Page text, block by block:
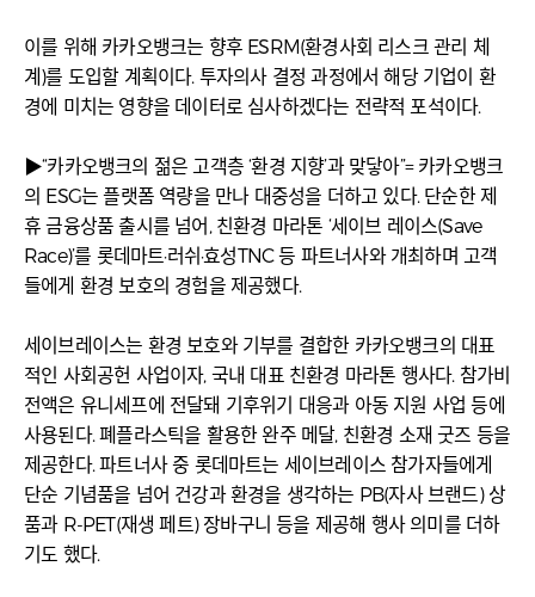
이를 위해 카카오뱅크는 향후 ESRM(환경사회 리스크 관리 체
계)를 도입할 계획이다. 투자의사 결정 과정에서 해당 기업이 환
경에 미치는 영향을 데이터로 심사하겠다는 전략적 포석이다.
▶“카카오뱅크의 젊은 고객층 ‘환경 지향’과 맞닿아”= 카카오뱅크
의 ESG는 플랫폼 역량을 만나 대중성을 더하고 있다. 단순한 제
휴 금융상품 출시를 넘어, 친환경 마라톤 ‘세이브 레이스(Save
Race)’를 롯데마트·러쉬·효성TNC 등 파트너사와 개최하며 고객
들에게 환경 보호의 경험을 제공했다.
세이브레이스는 환경 보호와 기부를 결합한 카카오뱅크의 대표
적인 사회공헌 사업이자, 국내 대표 친환경 마라톤 행사다. 참가비
전액은 유니세프에 전달돼 기후위기 대응과 아동 지원 사업 등에
사용된다. 폐플라스틱을 활용한 완주 메달, 친환경 소재 굿즈 등을
제공한다. 파트너사 중 롯데마트는 세이브레이스 참가자들에게
단순 기념품을 넘어 건강과 환경을 생각하는 PB(자사 브랜드) 상
품과 R-PET(재생 페트) 장바구니 등을 제공해 행사 의미를 더하
기도 했다.